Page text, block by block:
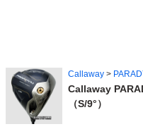
Callaway >
Callaway
（S/9°）